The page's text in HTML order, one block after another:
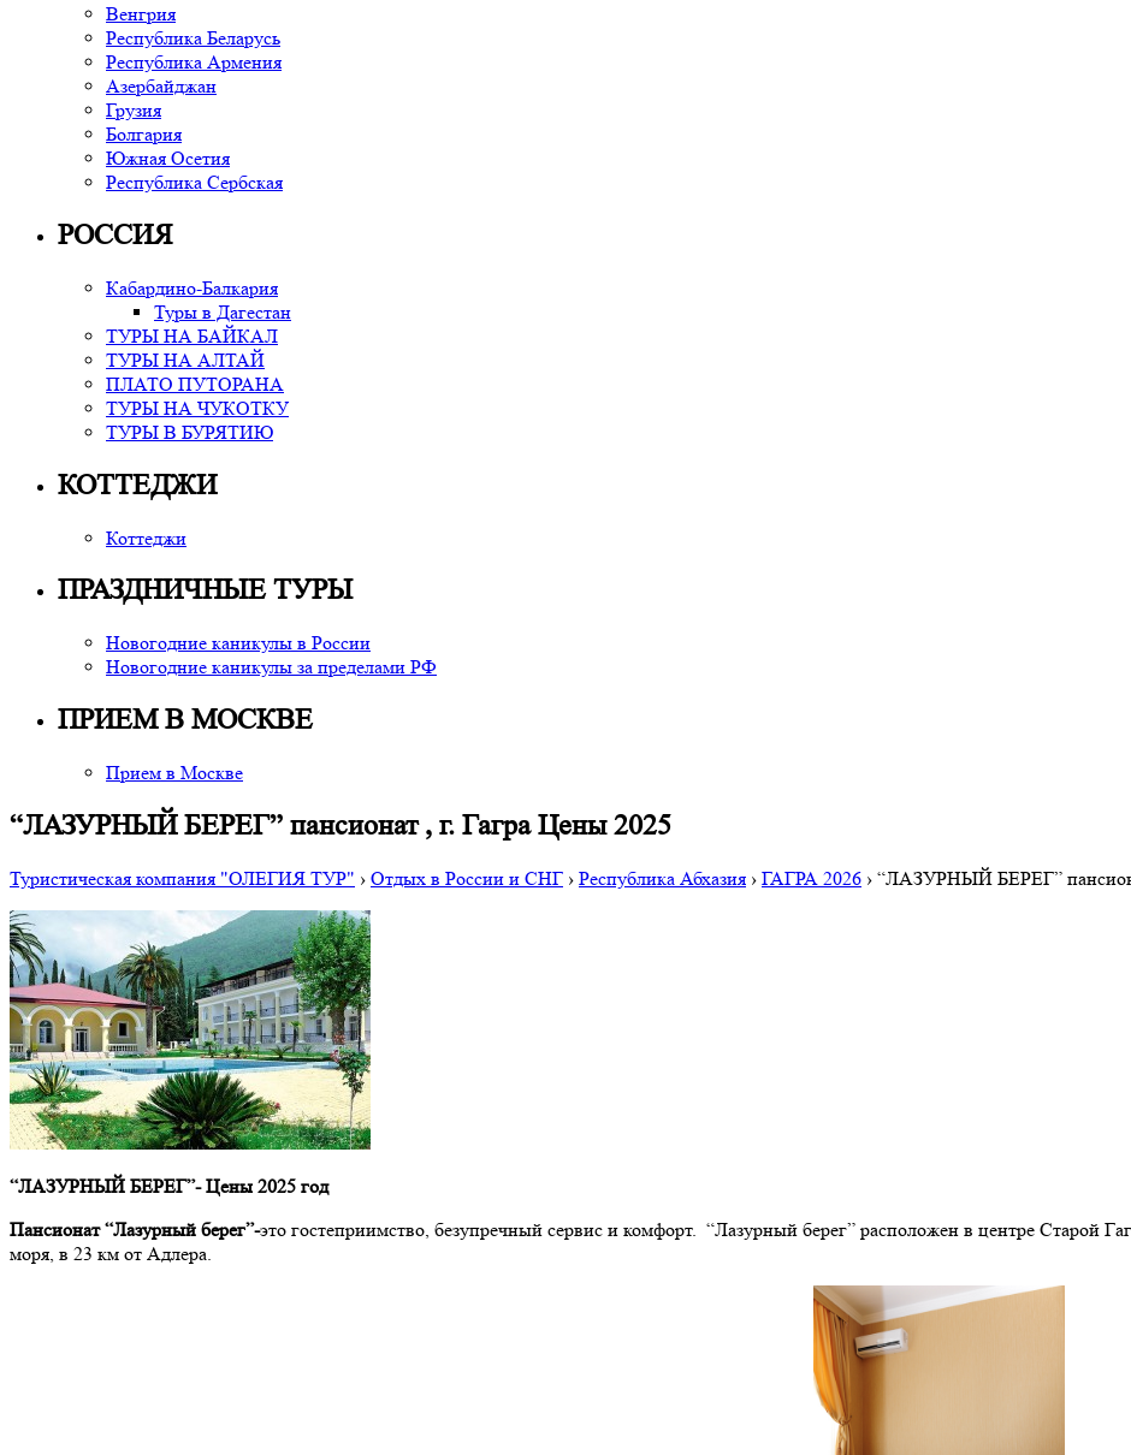
Венгрия
Республика Беларусь
Республика Армения
Азербайджан
Грузия
Болгария
Южная Осетия
Республика Сербская
РОССИЯ
Кабардино-Балкария
Туры в Дагестан
ТУРЫ НА БАЙКАЛ
ТУРЫ НА АЛТАЙ
ПЛАТО ПУТОРАНА
ТУРЫ НА ЧУКОТКУ
ТУРЫ В БУРЯТИЮ
КОТТЕДЖИ
Коттеджи
ПРАЗДНИЧНЫЕ ТУРЫ
Новогодние каникулы в России
Новогодние каникулы за пределами РФ
ПРИЕМ В МОСКВЕ
Прием в Москве
“ЛАЗУРНЫЙ БЕРЕГ” пансионат , г. Гагра Цены 2025
Туристическая компания "ОЛЕГИЯ ТУР" › Отдых в России и СНГ › Республика Абхазия › ГАГРА 2026 › “ЛАЗУРНЫЙ БЕРЕГ”
“ЛАЗУРНЫЙ БЕРЕГ”- Цены 2025 год
Пансионат “Лазурный берег”-это гостеприимство, безупречный сервис и комфорт. “Лазурный берег” расположен в центре Старой
моря, в 23 км от Адлера.